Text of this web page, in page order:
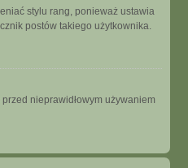
stylu rang, ponieważ ustawia
postów takiego użytkownika.
nieprawidłowym używaniem